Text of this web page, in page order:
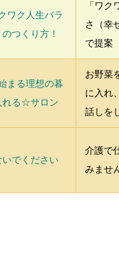
ワク人生バラ
つくり方！
「ワ
さ（幸
で提案
まる理想の暮
れる☆サロン
お野菜
に入れ
話しを
でください
介護で
みませ